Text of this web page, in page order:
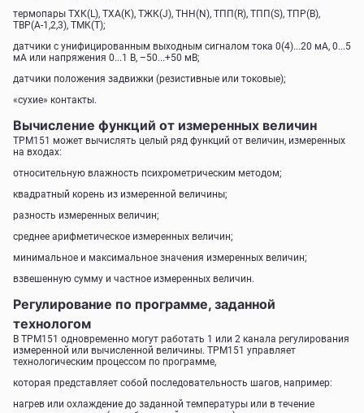
термопары TХК(L), ТХА(К), ТЖК(J), ТНН(N), ТПП(R), ТПП(S), ТПР(В),
TВР(А-1,2,3), ТМК(Т);
датчики с унифицированным выходным сигналом тока 0(4)...20 мА, 0...5
мА или напряжения 0...1 В, –50...+50 мВ;
датчики положения задвижки (резистивные или токовые);
«сухие» контакты.
Вычисление функций от измеренных величин
ТРМ151 может вычислять целый ряд функций от величин, измеренных
на входах:
относительную влажность психрометрическим методом;
квадратный корень из измеренной величины;
разность измеренных величин;
среднее арифметическое измеренных величин;
минимальное и максимальное значения измеренных величин;
взвешенную сумму и частное измеренных величин.
Регулирование по программе, заданной
технологом
В ТРМ151 одновременно могут работать 1 или 2 канала регулирования
измеренной или вычисленной величины. ТРМ151 управляет
технологическим процессом по программе,
которая представляет собой последовательность шагов, например:
нагрев или охлаждение до заданной температуры или в течение